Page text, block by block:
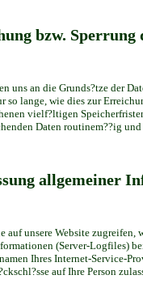
bzw. Sperrung
uns an die Grunds?tze der
so lange, wie dies zur
vielf?ltigen
Daten routinem??ig
allgemeiner
auf unsere Website
(Server-Logfiles)
Ihres Internet-Service-
auf Ihre Person